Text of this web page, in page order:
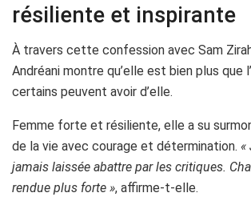
résiliente et inspirante
À travers cette confession avec Sam
Andréani montre qu’elle est bien plus que
certains peuvent avoir d’elle.
Femme forte et résiliente, elle a su
de la vie avec courage et détermination. «
jamais laissée abattre par les critiques.
rendue plus forte », affirme-t-elle.